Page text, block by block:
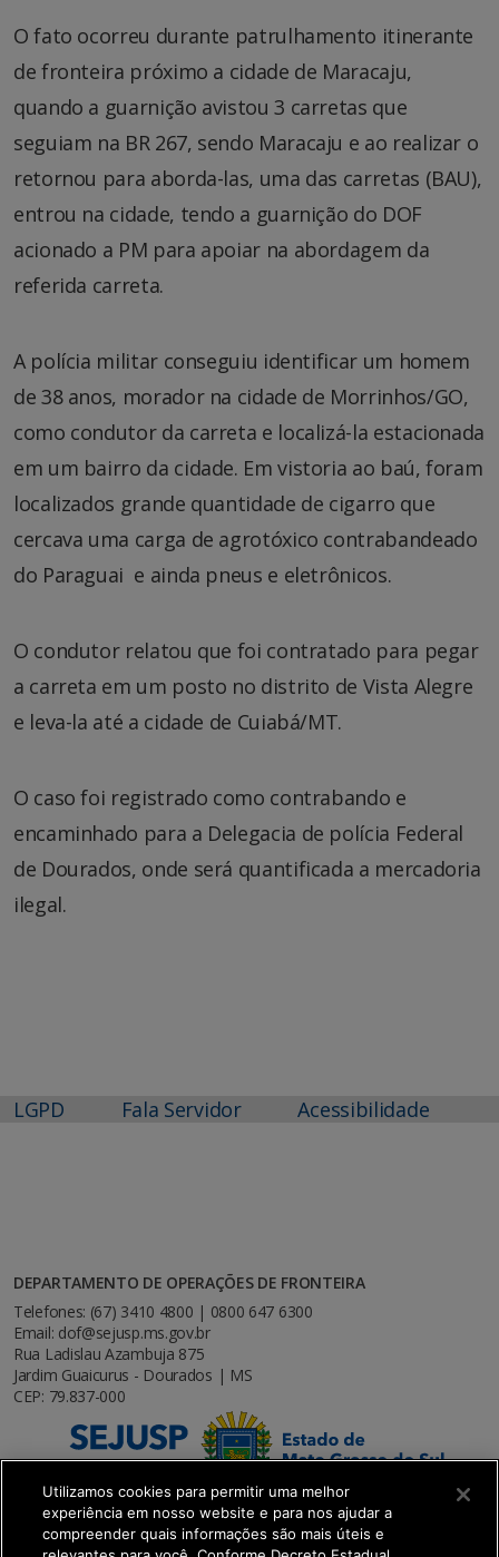
O fato ocorreu durante patrulhamento itinerante
de fronteira próximo a cidade de Maracaju,
quando a guarnição avistou 3 carretas que
seguiam na BR 267, sendo Maracaju e ao realizar o
retornou para aborda-las, uma das carretas (BAU),
entrou na cidade, tendo a guarnição do DOF
acionado a PM para apoiar na abordagem da
referida carreta.
A polícia militar conseguiu identificar um homem
de 38 anos, morador na cidade de Morrinhos/GO,
como condutor da carreta e localizá-la estacionada
em um bairro da cidade. Em vistoria ao baú, foram
localizados grande quantidade de cigarro que
cercava uma carga de agrotóxico contrabandeado
do Paraguai e ainda pneus e eletrônicos.
O condutor relatou que foi contratado para pegar
a carreta em um posto no distrito de Vista Alegre
e leva-la até a cidade de Cuiabá/MT.
O caso foi registrado como contrabando e
encaminhado para a Delegacia de polícia Federal
de Dourados, onde será quantificada a mercadoria
ilegal.
LGPD Fala Servidor Acessibilidade
DEPARTAMENTO DE OPERAÇÕES DE FRONTEIRA
Telefones: (67) 3410 4800 | 0800 647 6300
Email: dof@sejusp.ms.gov.br
Rua Ladislau Azambuja 875
Jardim Guaicurus - Dourados | MS
CEP: 79.837-000
Utilizamos cookies para permitir uma melhor
experiência em nosso website e para nos ajudar a
compreender quais informações são mais úteis e